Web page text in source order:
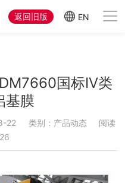
EN
返回旧版
国标IV类
基膜
22 类别：产品动态
阅读